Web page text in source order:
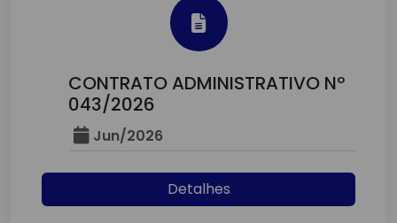
CONTRATO ADMINISTRATIVO Nº
043/2026
Jun/2026
Detalhes